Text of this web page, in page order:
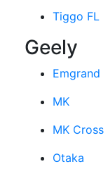
Tiggo FL
Geely
Emgrand
MK
MK Cross
Otaka